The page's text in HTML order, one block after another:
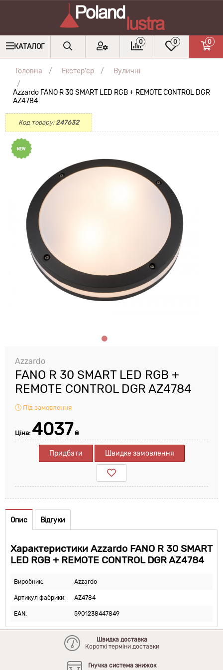
КАТАЛОГ
0 0 0
Головна Екстер'єр Вуличні
Azzardo FANO R 30 SMART LED RGB + REMOTE CONTROL DGR
AZ4784
Код товару:247632
Azzardo
FANO R 30 SMART LED RGB +
REMOTE CONTROL DGR AZ4784
Під замовлення
Ціна: 4037 ₴
Придбати Швидке замовлення
Опис Відгуки
Характеристики Azzardo FANO R 30 SMART
LED RGB + REMOTE CONTROL DGR AZ4784
Виробник: Azzardo
Артикул фабрики: AZ4784
EAN: 5901238447849
Швидка доставка
Короткі терміни доставки
Гнучка система знижок